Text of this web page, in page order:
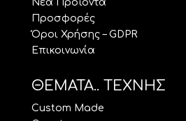
Νέα Προϊόντα
Προσφορές
Όροι Χρήσης – GDPR
Επικοινωνία
ΘΕΜΑΤΑ.. ΤΕΧΝΗΣ
Custom Made